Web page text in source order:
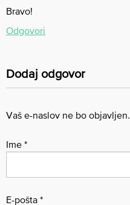
Bravo!
Odgovori
Dodaj odgovor
Vaš e-naslov ne bo objavljen.
Ime *
E-pošta *